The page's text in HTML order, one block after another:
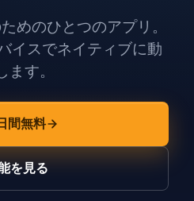
めのひとつのアプリ。
イスでネイティブに動
ます。
間無料
を見る